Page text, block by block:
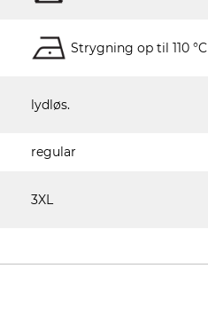
Strygning op til 110 °C
lydløs.
regular
3XL